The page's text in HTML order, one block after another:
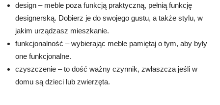
design – meble poza funkcją praktyczną, pełnią funkcję
designerską. Dobierz je do swojego gustu, a także stylu, w
jakim urządzasz mieszkanie.
funkcjonalność – wybierając meble pamiętaj o tym, aby były
one funkcjonalne.
czyszczenie – to dość ważny czynnik, zwłaszcza jeśli w
domu są dzieci lub zwierzęta.